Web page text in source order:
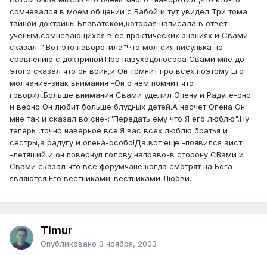
сомневался в моем общении с Бабой и тут увидел Три тома
тайной доктрины Блаватской,которая написала в ответ
ученым,сомневающихся в ее практических знаниях и Свами
сказал-":Вот это наворотила"Что мол сия писулька по
сравнению с доктриной.Про навуходоносора Свами мне до
этого сказал что он воин,и Он помнит про всех,поэтому Его
молчание-знак внимания -Он о нем помнит что
говорил.Больше внимания Свами уделил Опену и Радуге-оно
и верно Он любит больше блудных детей.А насчет Опена Он
мне так и сказал во сне-:"Передать ему что Я его люблю".Ну
теперь ,точно наверное все!Я вас всех люблю братья и
сестры,а радугу и опена-особо!Да,вот еще -появился аист
-летящий и он повернул голову направо-в сторону СВами и
Свами сказал что все форумчане когда смотрят на Бога-
являются Его вестниками-вестниками Любви.
Timur
Опубликовано 3 ноября, 2003